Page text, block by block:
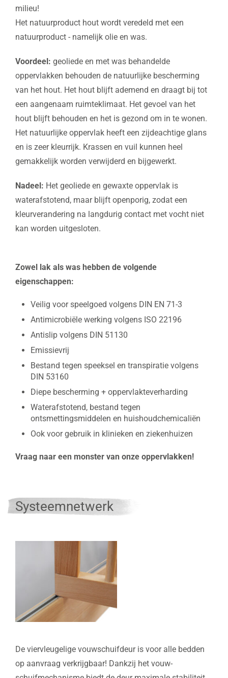
milieu!
Het natuurproduct hout wordt veredeld met een
natuurproduct - namelijk olie en was.
Voordeel: geoliede en met was behandelde
oppervlakken behouden de natuurlijke bescherming
van het hout. Het hout blijft ademend en draagt bij tot
een aangenaam ruimteklimaat. Het gevoel van het
hout blijft behouden en het is gezond om in te wonen.
Het natuurlijke oppervlak heeft een zijdeachtige glans
en is zeer kleurrijk. Krassen en vuil kunnen heel
gemakkelijk worden verwijderd en bijgewerkt.
Nadeel: Het geoliede en gewaxte oppervlak is
waterafstotend, maar blijft openporig, zodat een
kleurverandering na langdurig contact met vocht niet
kan worden uitgesloten.
Zowel lak als was hebben de volgende
eigenschappen:
Veilig voor speelgoed volgens DIN EN 71-3
Antimicrobiële werking volgens ISO 22196
Antislip volgens DIN 51130
Emissievrij
Bestand tegen speeksel en transpiratie volgens
DIN 53160
Diepe bescherming + oppervlakteverharding
Waterafstotend, bestand tegen
ontsmettingsmiddelen en huishoudchemicaliën
Ook voor gebruik in klinieken en ziekenhuizen
Vraag naar een monster van onze oppervlakken!
Systeemnetwerk
De viervleugelige vouwschuifdeur is voor alle bedden
op aanvraag verkrijgbaar! Dankzij het vouw-